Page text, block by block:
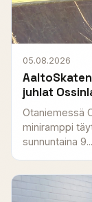
05.08.2026
juhlat
Otaniemessä
miniramppi
sunnuntaina